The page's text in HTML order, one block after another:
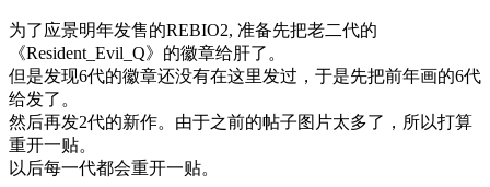
为了应景明年发售的REBIO2, 准备先把老二代的
《Resident_Evil_Q》的徽章给肝了。
但是发现6代的徽章还没有在这里发过，于是先把前年画的6代
给发了。
然后再发2代的新作。由于之前的帖子图片太多了，所以打算
重开一贴。
以后每一代都会重开一贴。